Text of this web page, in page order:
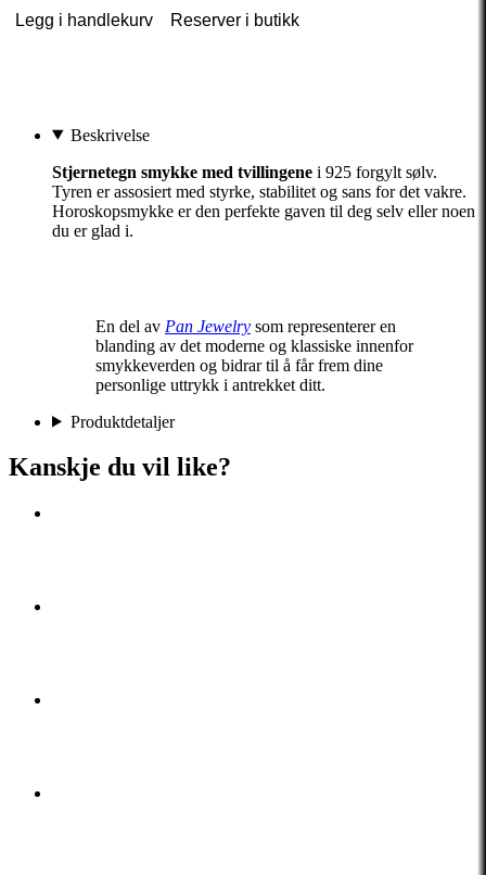
Legg i handlekurv Reserver i butikk
Beskrivelse
Stjernetegn smykke med tvillingene i 925 forgylt sølv.
Tyren er assosiert med styrke, stabilitet og sans for det vakre.
Horoskopsmykke er den perfekte gaven til deg selv eller noen
du er glad i.
En del av Pan Jewelry som representerer en
blanding av det moderne og klassiske innenfor
smykkeverden og bidrar til å får frem dine
personlige uttrykk i antrekket ditt.
Produktdetaljer
Kanskje du vil like?